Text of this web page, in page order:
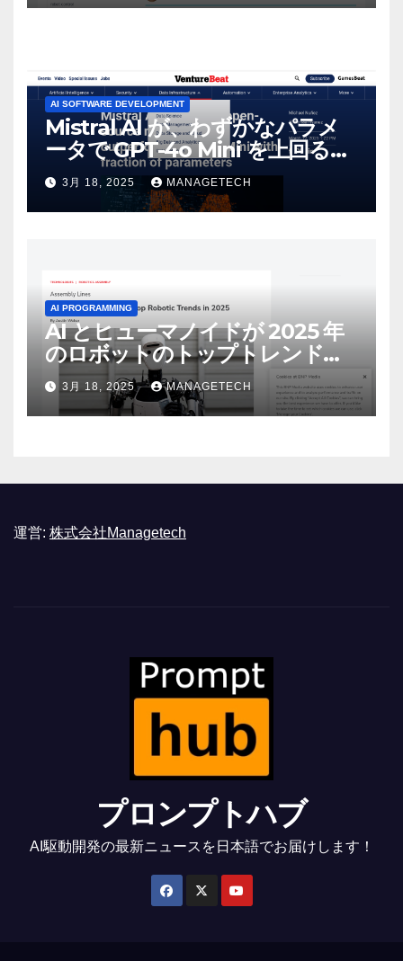
AI SOFTWARE DEVELOPMENT
Mistral AI が、わずかなパラメ
ータで GPT-4o Mini を上回る新
しいオープンソース モデルをリ
リース | VentureBeat
3月 18, 2025 MANAGETECH
AI PROGRAMMING
AI とヒューマノイドが 2025 年
のロボットのトップトレンドに |
ASSEMBLY
3月 18, 2025 MANAGETECH
運営: 株式会社Managetech
プロンプトハブ
AI駆動開発の最新ニュースを日本語でお届けします！